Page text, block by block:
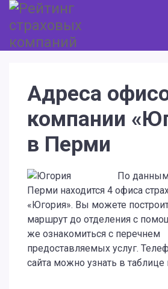
Адреса
компании
в Перми
По данным
Перми находится 4 офиса
«Югория». Вы можете
маршрут до отделения с
же ознакомиться с перечнем
предоставляемых услуг.
сайта можно узнать в таблице